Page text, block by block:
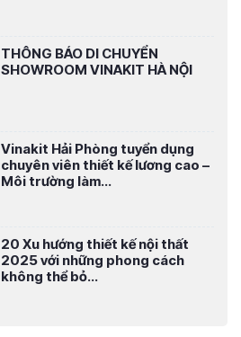
THÔNG BÁO DI CHUYỂN
SHOWROOM VINAKIT HÀ NỘI
Vinakit Hải Phòng tuyển dụng
chuyên viên thiết kế lương cao –
Môi trường làm...
20 Xu hướng thiết kế nội thất
2025 với những phong cách
không thể bỏ...